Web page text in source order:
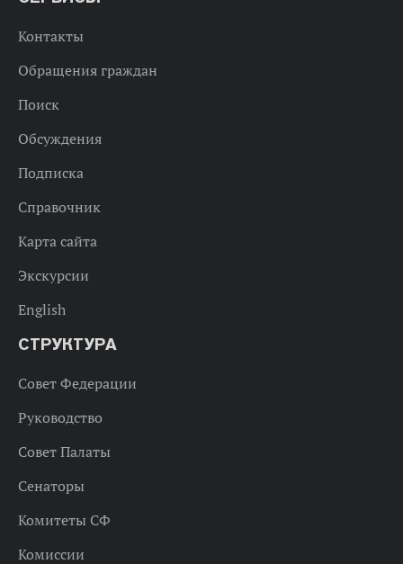
Контакты
Обращения граждан
Поиск
Обсуждения
Подписка
Справочник
Карта сайта
Экскурсии
English
СТРУКТУРА
Совет Федерации
Руководство
Совет Палаты
Сенаторы
Комитеты СФ
Комиссии